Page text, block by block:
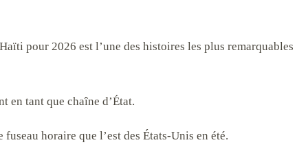
pour 2026 est l’une des histoires les plus remarquables
en tant que chaîne d’État.
horaire que l’est des États-Unis en été.